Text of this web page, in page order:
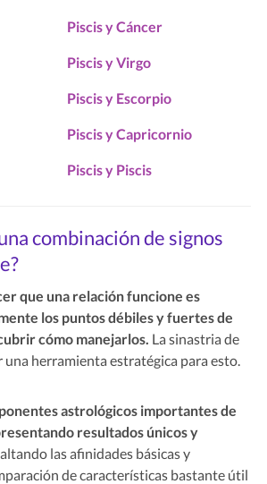
Piscis y Cáncer
Piscis y Virgo
Piscis y Escorpio
Piscis y Capricornio
Piscis y Piscis
combinación de signos
que una relación funcione es
los puntos débiles y fuertes de
cómo manejarlos. La sinastria de
herramienta estratégica para esto.
astrológicos importantes de
resultados únicos y
las afinidades básicas y
de características bastante útil